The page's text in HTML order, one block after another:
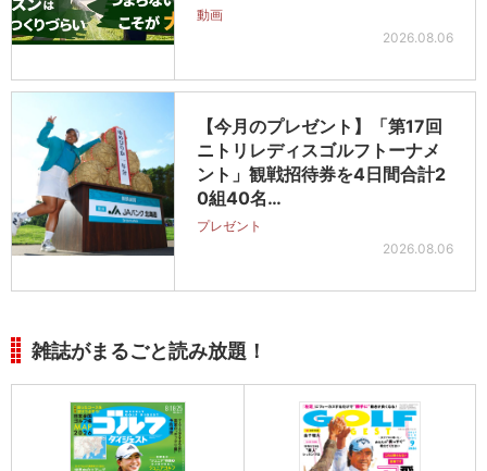
動画
2026.08.06
【今月のプレゼント】「第17回
ニトリレディスゴルフトーナメ
ント」観戦招待券を4日間合計2
0組40名…
プレゼント
2026.08.06
雑誌がまるごと読み放題！